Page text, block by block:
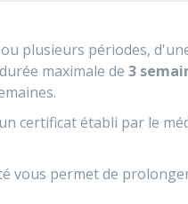
plusieurs périodes,
maximale de 3
certificat établi par le
vous permet de